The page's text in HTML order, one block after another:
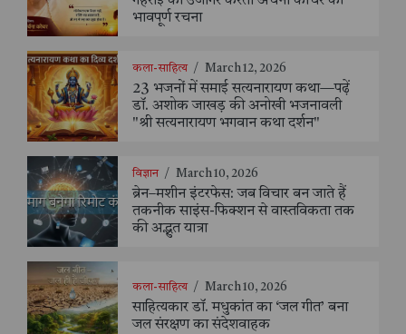
भावपूर्ण रचना
कला-साहित्य / March 12, 2026
23 भजनों में समाई सत्यनारायण कथा—पढ़ें
डॉ. अशोक जाखड़ की अनोखी भजनावली
"श्री सत्यनारायण भगवान कथा दर्शन"
विज्ञान / March 10, 2026
ब्रेन–मशीन इंटरफेस: जब विचार बन जाते हैं
तकनीक साइंस-फिक्शन से वास्तविकता तक
की अद्भुत यात्रा
कला-साहित्य / March 10, 2026
साहित्यकार डॉ. मधुकांत का ‘जल गीत’ बना
जल संरक्षण का संदेशवाहक